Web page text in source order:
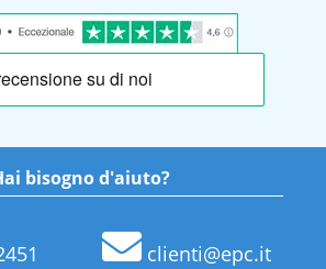
bisogno d'aiuto?
clienti@epc.it